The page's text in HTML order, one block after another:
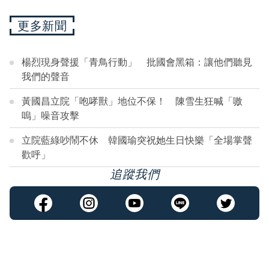
更多新聞
楊烈現身聲援「青鳥行動」 批國會黑箱：讓他們聽見
我們的聲音
黃國昌立院「咆哮獸」地位不保！ 陳雪生狂喊「嗷
嗚」噪音攻擊
立院藍綠吵鬧不休 韓國瑜突祝她生日快樂「全場掌聲
歡呼」
追蹤我們